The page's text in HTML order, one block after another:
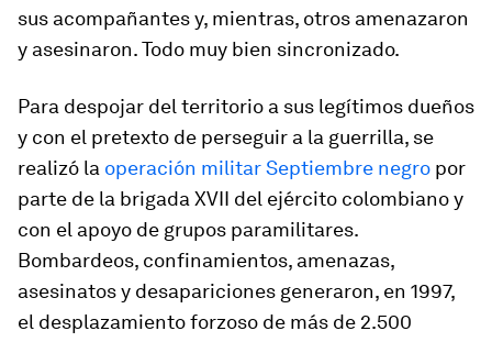
sus acompañantes y, mientras, otros amenazaron
y asesinaron. Todo muy bien sincronizado.
Para despojar del territorio a sus legítimos dueños
y con el pretexto de perseguir a la guerrilla, se
realizó la operación militarSeptiembre negro por
parte de la brigada XVII del ejército colombiano y
con el apoyo de grupos paramilitares.
Bombardeos, confinamientos, amenazas,
asesinatos y desapariciones generaron, en 1997,
el desplazamiento forzoso de más de 2.500